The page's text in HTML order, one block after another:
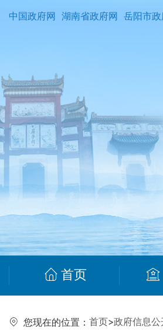
中国政府网 湖南省政府网 岳阳市政
首页
您现在的位置： 首页>政府信息公